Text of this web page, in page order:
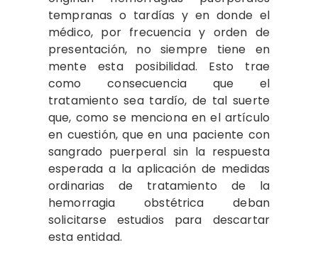
tempranas o tardías y en donde el
médico, por frecuencia y orden de
presentación, no siempre tiene en
mente esta posibilidad. Esto trae
como consecuencia que el
tratamiento sea tardío, de tal suerte
que, como se menciona en el artículo
en cuestión, que en una paciente con
sangrado puerperal sin la respuesta
esperada a la aplicación de medidas
ordinarias de tratamiento de la
hemorragia obstétrica deban
solicitarse estudios para descartar
esta entidad.